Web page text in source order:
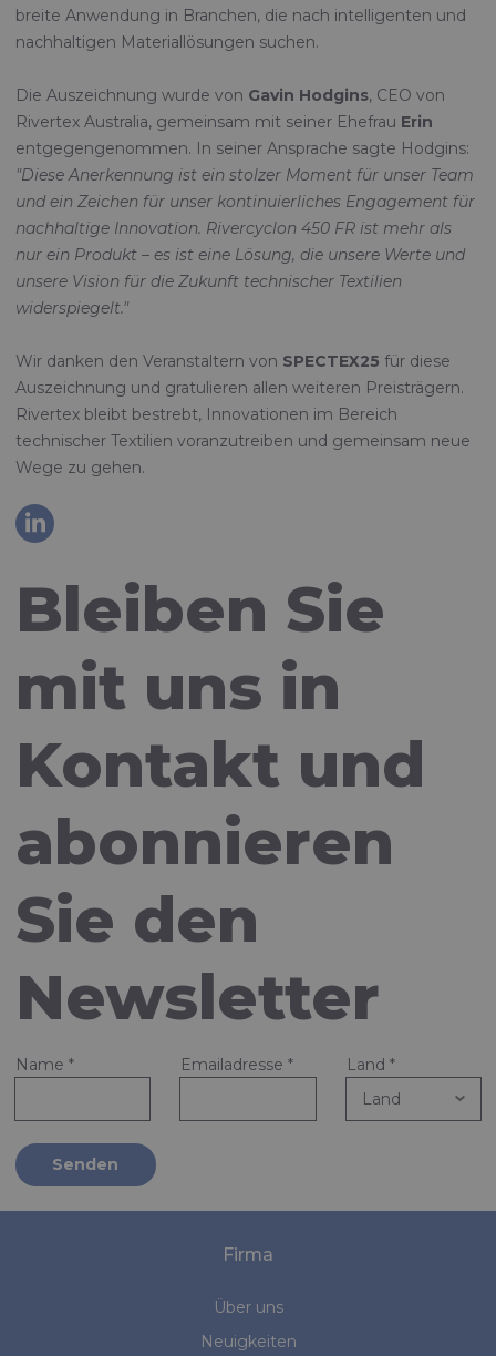
breite Anwendung in Branchen, die nach intelligenten und
nachhaltigen Materiallösungen suchen.
Die Auszeichnung wurde von Gavin Hodgins, CEO von
Rivertex Australia, gemeinsam mit seiner Ehefrau Erin
entgegengenommen. In seiner Ansprache sagte Hodgins:
"Diese Anerkennung ist ein stolzer Moment für unser Team
und ein Zeichen für unser kontinuierliches Engagement für
nachhaltige Innovation. Rivercyclon 450 FR ist mehr als
nur ein Produkt – es ist eine Lösung, die unsere Werte und
unsere Vision für die Zukunft technischer Textilien
widerspiegelt."
Wir danken den Veranstaltern von SPECTEX25 für diese
Auszeichnung und gratulieren allen weiteren Preisträgern.
Rivertex bleibt bestrebt, Innovationen im Bereich
technischer Textilien voranzutreiben und gemeinsam neue
Wege zu gehen.
Bleiben Sie
mit uns in
Kontakt und
abonnieren
Sie den
Newsletter
Name * Emailadresse * Land *
Senden
Firma
Über uns
Neuigkeiten